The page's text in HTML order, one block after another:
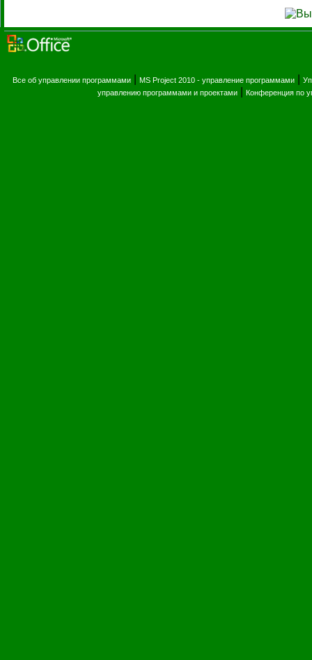
Все об управлении программами MS Project 2010 - управление программами
управлению программами и проектами| Конференция по